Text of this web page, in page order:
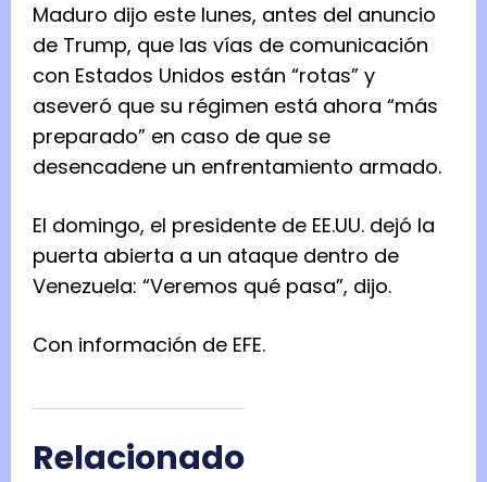
Maduro dijo este lunes, antes del anuncio
de Trump, que las vías de comunicación
con Estados Unidos están “rotas” y
aseveró que su régimen está ahora “más
preparado” en caso de que se
desencadene un enfrentamiento armado.
El domingo, el presidente de EE.UU. dejó la
puerta abierta a un ataque dentro de
Venezuela: “Veremos qué pasa”, dijo.
Con información de EFE.
Relacionado